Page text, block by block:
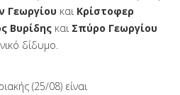
Γεωργίου και Κρίστοφερ
Βυρίδης και Σπύρο Γεωργίου
δίδυμο.
(25/08) είναι